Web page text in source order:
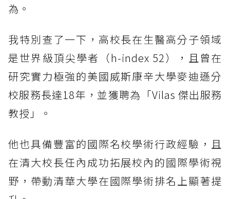
為。
我特別查了一下，高校長在生醫高分子領域
是世界級頂尖學者（h-index 52），且曾在
研究實力極強的美國威斯康辛大學麥迪遜分
校服務長達18年，並獲聘為「Vilas 傑出服務
教授」。
他也具備豐富的國際名校學術行政經驗，且
在清大校長任內成功拓展校內的國際學術視
野，帶動清華大學在國際學術排名上顯著提